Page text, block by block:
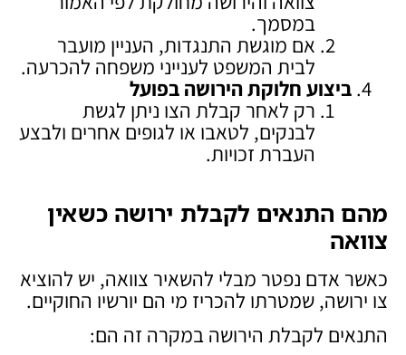
במסמך.
אם מוגשת התנגדות, העניין מועבר
לבית המשפט לענייני משפחה להכרעה.
ביצוע חלוקת הירושה בפועל
רק לאחר קבלת הצו ניתן לגשת
לבנקים, לטאבו או לגופים אחרים ולבצע
העברת זכויות.
מהם התנאים לקבלת ירושה כשאין
צוואה
כאשר אדם נפטר מבלי להשאיר צוואה, יש להוציא
צו ירושה, שמטרתו להכריז מי הם יורשיו החוקיים.
התנאים לקבלת הירושה במקרה זה הם: